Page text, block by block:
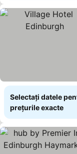
Selectați datele
prețurile exacte